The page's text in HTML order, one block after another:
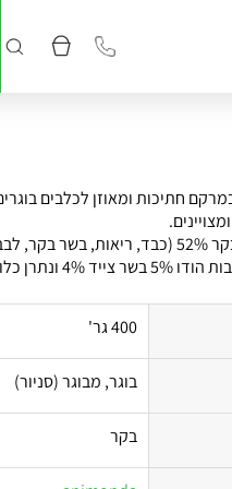
רכיבים תזונתיים: בקר 52% (כבד, ריאות,
400 גר'
בוגר, מבוגר (סניור)
בקר